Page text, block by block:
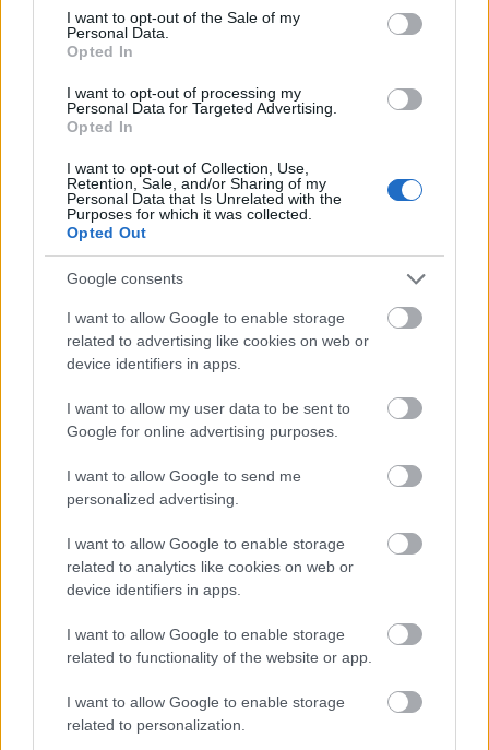
consent section.
I want to opt-out of the Sale of my
Personal Data.
Opted In
I want to opt-out of processing my
Personal Data for Targeted Advertising.
Opted In
I want to opt-out of Collection, Use,
Retention, Sale, and/or Sharing of my
Personal Data that Is Unrelated with the
Purposes for which it was collected.
Opted Out
Google consents
I want to allow Google to enable storage
related to advertising like cookies on web or
device identifiers in apps.
I want to allow my user data to be sent to
Google for online advertising purposes.
I want to allow Google to send me
personalized advertising.
I want to allow Google to enable storage
related to analytics like cookies on web or
device identifiers in apps.
I want to allow Google to enable storage
related to functionality of the website or app.
I want to allow Google to enable storage
related to personalization.
απαράμιλλης ομορφιάς μέρη σε όλο τον πλανήτη – Δείτε 25
must-visit προορισμούς του κόσμου!
Με ευκαιρία την αρχή της νέας χρονιάς κάνουμε μια βόλτα στον κόσμο και
ανακαλύπτουμε...
νέους ή και έμπειρους ταξιδιώτες! (video)
Ο ειδικός στο ταξίδι και την περιπέτεια, Τάσος Δούσης, προτείνει αλλά και
αναλύει μια...
Trip Ideas